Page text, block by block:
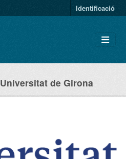
Identificació
Universitat de Girona